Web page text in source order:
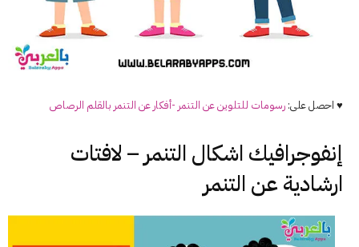
♥ احصل على: رسومات للتلوين عن التنمر -أفكار عن التنمر بالقلم الرصاص
إنفوجرافيك اشكال التنمر – لافتات
ارشادية عن التنمر